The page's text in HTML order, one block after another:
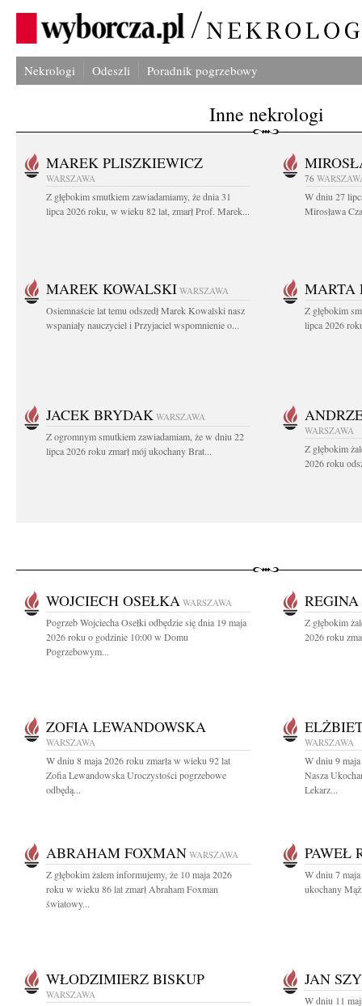
Nekrologi Odeszli Poradnik pogrzebowy
Inne nekrologi
MAREK PLISZKIEWICZ
WARSZAWA
Z głębokim smutkiem zawiadamiamy, że dnia 31
lipca 2026 roku, w wieku 82 lat, zmarł Prof. Marek...
76
W dniu 27
Mirosława
MAREK KOWALSKI WARSZAWA
Osiemnaście lat temu odszedł Marek Kowalski nasz
wspaniały nauczyciel i Przyjaciel wspomnienie o...
MARTA
Z głębokim
lipca 2026
JACEK BRYDAK WARSZAWA
Z ogromnym smutkiem zawiadamiam, że w dniu 22
lipca 2026 roku zmarł mój ukochany Brat...
WARSZAWA
Z głębokim
2026 roku
WOJCIECH OSEŁKA WARSZAWA
Pogrzeb Wojciecha Osełki odbędzie się dnia 19 maja
2026 roku o godzinie 10:00 w Domu
Pogrzebowym...
Z głębokim
2026 roku
ZOFIA LEWANDOWSKA
WARSZAWA
W dniu 8 maja 2026 roku zmarła w wieku 92 lat
Zofia Lewandowska Uroczystości pogrzebowe
odbędą...
WARSZAWA
W dniu 9
Nasza
Lekarz...
ABRAHAM FOXMAN WARSZAWA
Z głębokim żalem informujemy, że 10 maja 2026
roku w wieku 86 lat zmarł Abraham Foxman
światowy...
PAWEŁ
W dniu 7
ukochany
WŁODZIMIERZ BISKUP
WARSZAWA
JAN
W dniu 11